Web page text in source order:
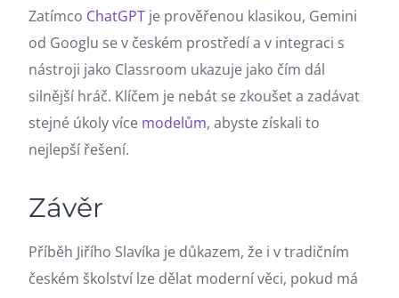
Zatímco ChatGPT je prověřenou klasikou, Gemini
od Googlu se v českém prostředí a v integraci s
nástroji jako Classroom ukazuje jako čím dál
silnější hráč. Klíčem je nebát se zkoušet a zadávat
stejné úkoly více modelům, abyste získali to
nejlepší řešení.
Závěr
Příběh Jiřího Slavíka je důkazem, že i v tradičním
českém školství lze dělat moderní věci, pokud má